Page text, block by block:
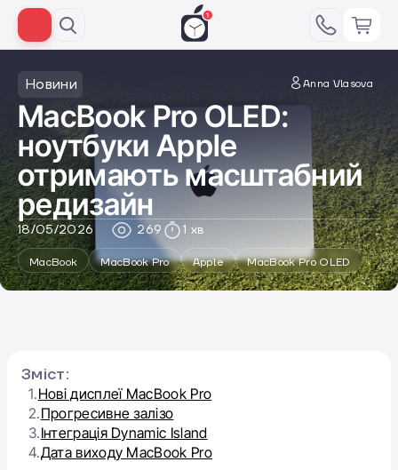
Новини Anna Vlasova
MacBook Pro OLED:
ноутбуки Apple
отримають масштабний
редизайн
18/05/2026 269 1 хв
MacBook MacBook Pro Apple MacBook Pro OLED
Зміст:
1.Нові дисплеї MacBook Pro
2.Прогресивне залізо
3.Інтеграція Dynamic Island
4.Дата виходу MacBook Pro